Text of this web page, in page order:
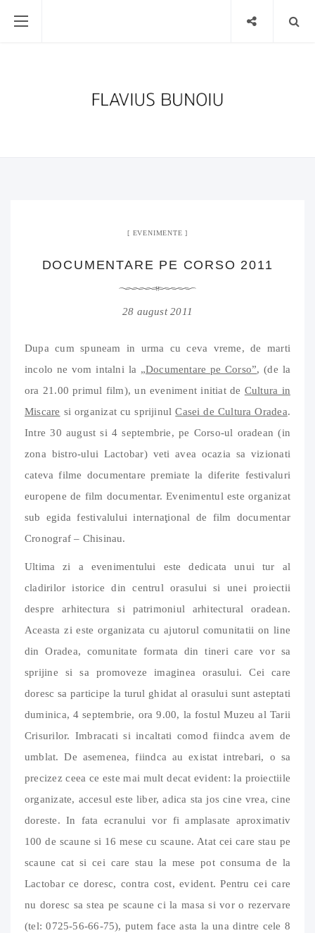
EVENIMENTE
DOCUMENTARE PE CORSO 2011
28 august 2011
Dupa cum spuneam in urma cu ceva vreme, de marti
incolo ne vom intalni la „Documentare pe Corso”, (de la
ora 21.00 primul film), un eveniment initiat de Cultura in
Miscare si organizat cu sprijinulCasei de Cultura Oradea.
Intre 30 august si 4 septembrie, pe Corso-ul oradean (in
zona bistro-ului Lactobar) veti avea ocazia sa vizionati
cateva filme documentare premiate la diferite festivaluri
europene de film documentar. Evenimentul este organizat
sub egida festivalului internaţional de film documentar
Cronograf – Chisinau.
Ultima zi a evenimentului este dedicata unui tur al
cladirilor istorice din centrul orasului si unei proiectii
despre arhitectura si patrimoniul arhitectural oradean.
Aceasta zi este organizata cu ajutorul comunitatii on line
din Oradea, comunitate formata din tineri care vor sa
sprijine si sa promoveze imaginea orasului. Cei care
doresc sa participe la turul ghidat al orasului sunt asteptati
duminica, 4 septembrie, ora 9.00, la fostul Muzeu al Tarii
Crisurilor. Imbracati si incaltati comod fiindca avem de
umblat. De asemenea, fiindca au existat intrebari, o sa
precizez ceea ce este mai mult decat evident: la proiectiile
organizate, accesul este liber, adica sta jos cine vrea, cine
doreste. In fata ecranului vor fi amplasate aproximativ
100 de scaune si 16 mese cu scaune. Atat cei care stau pe
scaune cat si cei care stau la mese pot consuma de la
Lactobar ce doresc, contra cost, evident. Pentru cei care
nu doresc sa stea pe scaune ci la masa si vor o rezervare
(tel: 0725-56-66-75), putem face asta la una dintre cele 8